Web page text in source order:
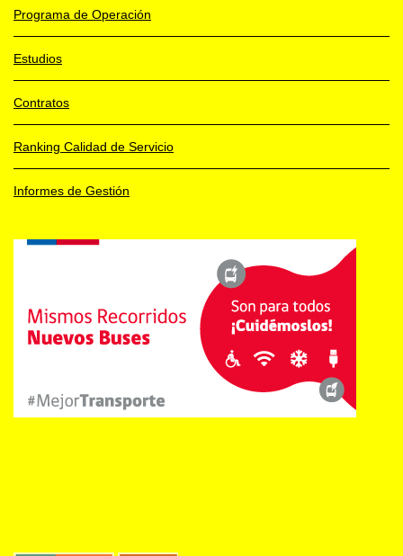
Programa de Operación
Estudios
Contratos
Ranking Calidad de Servicio
Informes de Gestión